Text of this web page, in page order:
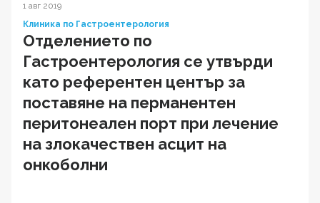
1 авг 2019
Клиника по Гастроентерология
Отделението по
Гастроентерология се утвърди
като референтен център за
поставяне на перманентен
перитонеален порт при лечение
на злокачествен асцит на
онкоболни